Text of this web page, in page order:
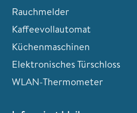
Rauchmelder
Kaffeevollautomat
Küchenmaschinen
Elektronisches Türschloss
WLAN-Thermometer